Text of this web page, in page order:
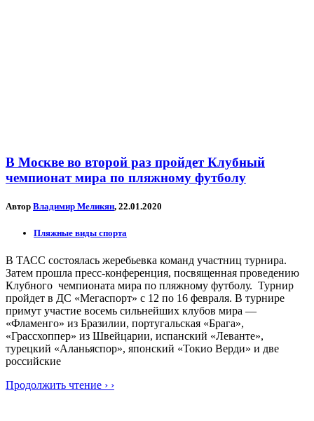
В Москве во второй раз пройдет Клубный
чемпионат мира по пляжному футболу
Автор Владимир Меликян, 22.01.2020
Пляжные виды спорта
В ТАСС состоялась жеребьевка команд участниц турнира.
Затем прошла пресс-конференция, посвященная проведению
Клубного чемпионата мира по пляжному футболу. Турнир
пройдет в ДС «Мегаспорт» с 12 по 16 февраля. В турнире
примут участие восемь сильнейших клубов мира —
«Фламенго» из Бразилии, португальская «Брага»,
«Грассхоппер» из Швейцарии, испанский «Леванте»,
турецкий «Аланьяспор», японский «Токио Верди» и две
российские
Продолжить чтение › ›